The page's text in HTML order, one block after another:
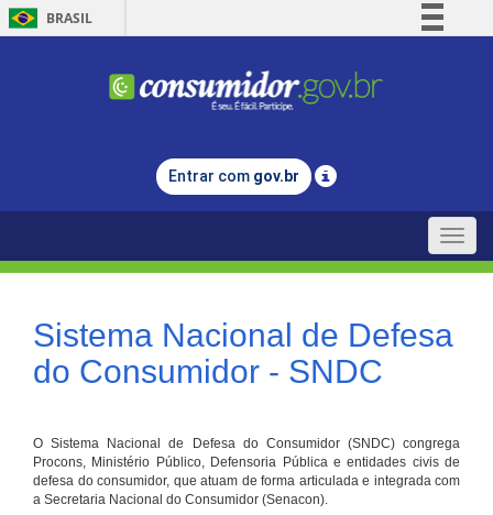
BRASIL
Comunica BR
Legislação
Entrar com gov.br
Toggle
Sistema Nacional de Defesa
do Consumidor - SNDC
O Sistema Nacional de Defesa do Consumidor (SNDC) congrega
Procons, Ministério Público, Defensoria Pública e entidades civis de
defesa do consumidor, que atuam de forma articulada e integrada com
a Secretaria Nacional do Consumidor (Senacon).